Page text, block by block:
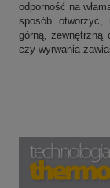
odporność na
sposób otworzyć,
górną, zewnętrzną
czy wyrwania